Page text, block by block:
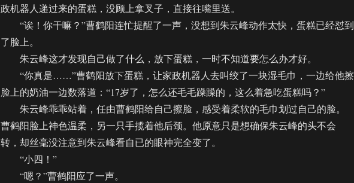
政机器人递过来的蛋糕，没顾上拿叉子，直接往嘴里送。
“诶！你干嘛？”曹鹤阳连忙提醒了一声，没想到朱云峰动作太快，蛋糕已经怼到
了脸上。
朱云峰这才发现自己做了什么，放下蛋糕，一时不知道要怎么办才好。
“你真是……”曹鹤阳放下蛋糕，让家政机器人去叫绞了一块湿毛巾，一边给他擦
脸上的奶油一边数落道：“17岁了，怎么还毛毛躁躁的，这么着急吃蛋糕吗？”
朱云峰乖乖站着，任由曹鹤阳给自己擦脸，感受着柔软的毛巾划过自己的脸。
曹鹤阳脸上神色温柔，另一只手揽着他后颈。他原意只是想确保朱云峰的头不会
转，却丝毫没注意到朱云峰看自已的眼神完全变了。
“小四！”
“嗯？”曹鹤阳应了一声。